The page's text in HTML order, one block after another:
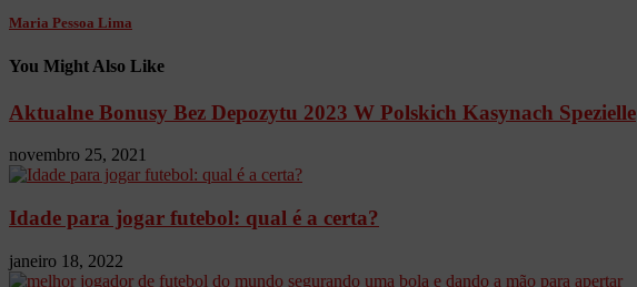
Maria Pessoa Lima
You Might Also Like
Aktualne Bonusy Bez Depozytu 2023 W Polskich Kasynach Spezielle
novembro 25, 2021
Idade para jogar futebol: qual é a certa?
janeiro 18, 2022